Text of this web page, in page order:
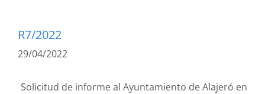
R7/2022
29/04/2022
Solicitud de informe al Ayuntamiento de Alajeró en